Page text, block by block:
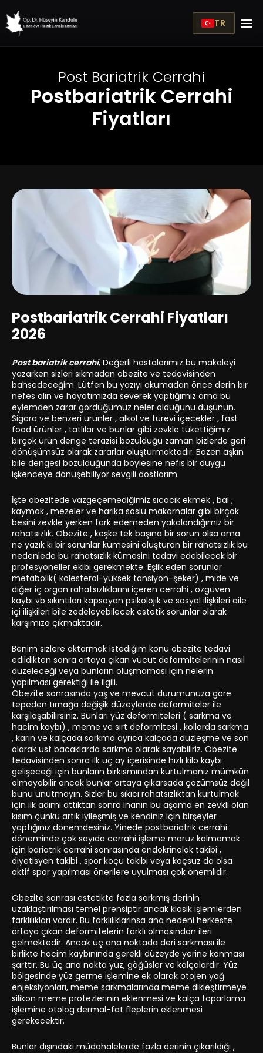
TR
Post Bariatrik Cerrahi
Postbariatrik Cerrahi
Fiyatları
Postbariatrik Cerrahi Fiyatları
2026
Post bariatrik cerrahi, Değerli hastalarımız bu makaleyi
yazarken sizleri sıkmadan obezite ve tedavisinden
bahsedeceğim. Lütfen bu yazıyı okumadan önce derin bir
nefes alın ve hayatımızda severek yaptığımız ama bu
eylemden zarar gördüğümüz neler olduğunu düşünün.
Sigara ve benzeri ürünler , alkol ve türevi içecekler , fast
food ürünler , tatlılar ve bunlar gibi zevkle tükettiğimiz
birçok ürün denge terazisi bozulduğu zaman bizlerde geri
dönüşümsüz olarak zararlar oluşturmaktadır. Bazen aşkın
bile dengesi bozulduğunda böylesine nefis bir duygu
işkenceye dönüşebiliyor sevgili dostlarım.
İşte obezitede vazgeçemediğimiz sıcacık ekmek , bal ,
kaymak , mezeler ve harika soslu makarnalar gibi birçok
besini zevkle yerken fark edemeden yakalandığımız bir
rahatsızlık. Obezite , keşke tek başına bir sorun olsa ama
ne yazık ki bir sorunlar kümesini oluşturan bir rahatsızlık bu
nedenlede bu rahatsızlık kümesini tedavi edebilecek bir
profesyoneller ekibi gerekmekte. Eşlik eden sorunlar
metabolik( kolesterol-yüksek tansiyon-şeker) , mide ve
diğer iç organ rahatsızlıklarını içeren cerrahi , özgüven
kaybı vb sıkıntıları kapsayan psikolojik ve sosyal ilişkileri aile
içi ilişkileri bile zedeleyebilecek estetik sorunlar olarak
karşımıza çıkmaktadır.
Benim sizlere aktarmak istediğim konu obezite tedavi
edildikten sonra ortaya çıkan vücut deformitelerinin nasıl
düzeleceği veya bunların oluşmaması için nelerin
yapılması gerektiği ile ilgili.
Obezite sonrasında yaş ve mevcut durumunuza göre
tepeden tırnağa değişik düzeylerde deformiteler ile
karşılaşabilirsiniz. Bunları yüz deformiteleri ( sarkma ve
hacim kaybı) , meme ve sırt deformitesi , kollarda sarkma
, karın ve kalçada sarkma ayrıca kalçada düzleşme ve son
olarak üst bacaklarda sarkma olarak sayabiliriz. Obezite
tedavisinden sonra ilk üç ay içerisinde hızlı kilo kaybı
gelişeceği için bunların birkısmından kurtulmanız mümkün
olmayabilir ancak bunlar ortaya çıkarsada çözümsüz değil
bunu unutmayın. Sizler bu sıkıcı rahatsızlıktan kurtulmak
için ilk adımı attıktan sonra inanın bu aşama en zevkli olan
kısım çünkü artık iyileşmiş ve kendiniz için birşeyler
yaptığınız dönemdesiniz. Yinede postbariatrik cerrahi
döneminde çok sayıda cerrahi işleme maruz kalmamak
için bariatrik cerrahi sonrasında endokrinolok takibi ,
diyetisyen takibi , spor koçu takibi veya koçsuz da olsa
aktif spor yapılması önerilere uyulması çok önemlidir.
Obezite sonrası estetikte fazla sarkmış derinin
uzaklaştırılması temel prensiptir ancak klasik işlemlerden
farklılıkları vardır. Bu farklılıklarınsa ana nedeni herkeste
ortaya çıkan deformitelerin farklı olmasından ileri
gelmektedir. Ancak üç ana noktada deri sarkması ile
birlikte hacim kaybınında gerekli düzeyde yerine konması
şarttır. Bu üç ana nokta yüz, göğüsler ve kalçalardır. Yüz
bölgesinde yüz germe işlemine ek olarak otojen yağ
enjeksiyonları, meme sarkmalarında meme dikleştirmeye
silikon meme protezlerinin eklenmesi ve kalça toparlama
işlemine otolog dermal-fat fleplerin eklenmesi
gerekecektir.
Bunlar dışındaki müdahalelerde fazla derinin çıkarıldığı ,